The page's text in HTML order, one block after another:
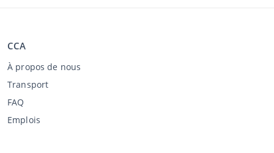
CCA
À propos de nous
Transport
FAQ
Emplois